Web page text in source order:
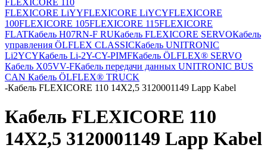
FLEXICORE 110
FLEXICORE LiYYFLEXICORE LiYCYFLEXICORE
100FLEXICORE 105FLEXICORE 115FLEXICORE
FLATКабель H07RN-F RUКабель FLEXICORE SERVOКабель
управления ÖLFLEX CLASSICКабель UNITRONIC
Li2YCYКабель Li-2Y-CY-PIMFКабель ÖLFLEX® SERVO
Кабель X05VV-FКабель передачи данных UNITRONIC BUS
CAN Кабель ÖLFLEX® TRUCK
-Кабель FLEXICORE 110 14X2,5 3120001149 Lapp Kabel
Кабель FLEXICORE 110
14X2,5 3120001149 Lapp Kabel